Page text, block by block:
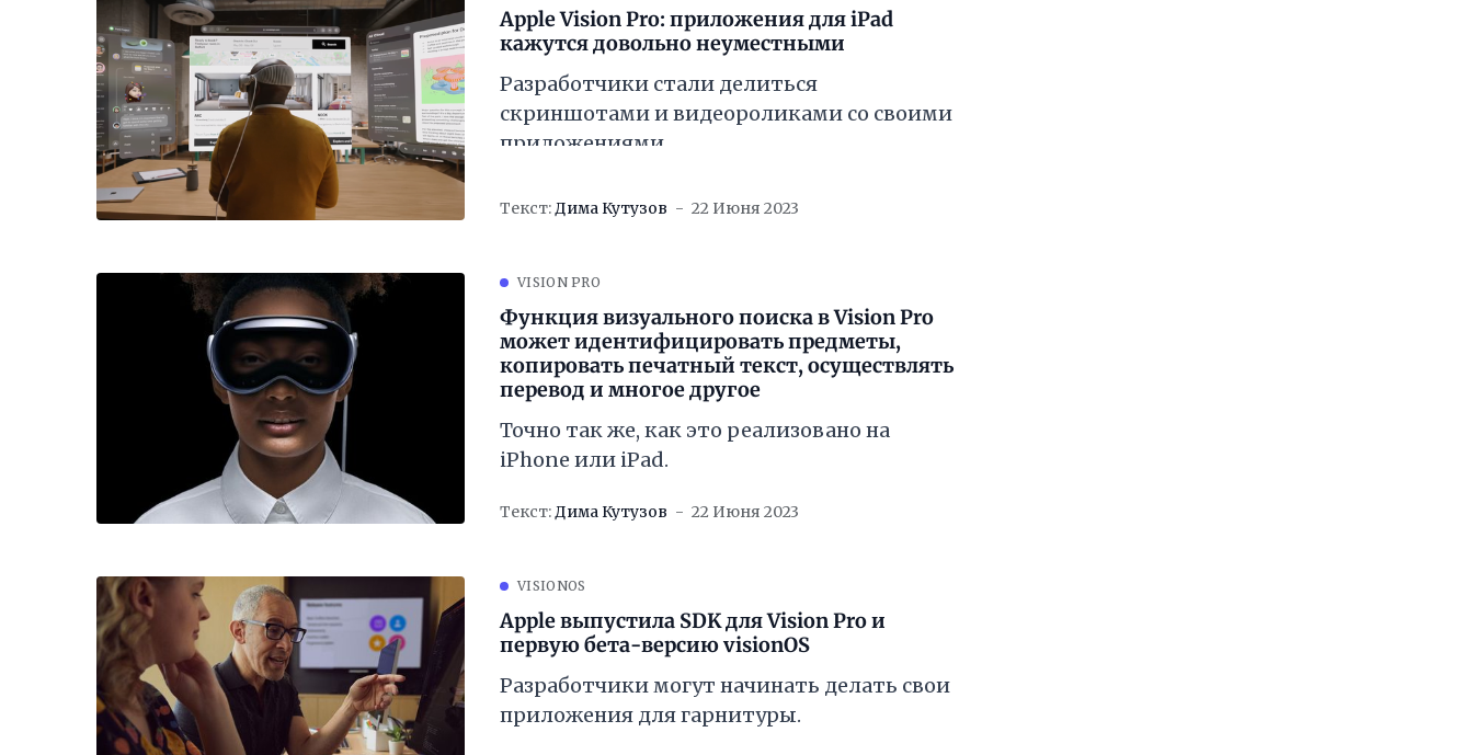
Apple Vision Pro: приложения для iPad
кажутся довольно неуместными
Разработчики стали делиться
скриншотами и видеороликами со своими
приложениями.
Текст:Дима Кутузов 22 Июня 2023
VISION PRO
Функция визуального поиска в Vision Pro
может идентифицировать предметы,
копировать печатный текст, осуществлять
перевод и многое другое
Точно так же, как это реализовано на
iPhone или iPad.
Текст:Дима Кутузов 22 Июня 2023
VISIONOS
Apple выпустила SDK для Vision Pro и
первую бета-версию visionOS
Разработчики могут начинать делать свои
приложения для гарнитуры.